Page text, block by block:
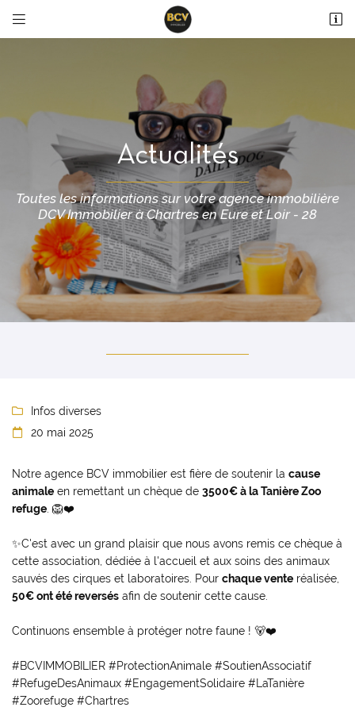
 
36 avenue du Maréchal Maunoury
 Adresse email de réception
En cochant cette case, vous consentez à recevoir nos propositions commerciales à
l'adresse email indiqué ci-dessus. Vous pouvez vous désinscrire à tout moment en
utilisantle formulaire de désinscription.
Actualités
Toutes les informations sur votre agence immobilière
DCV Immobilier à Chartres en Eure et Loir - 28
 Infos diverses
 20 mai 2025
Notre agence BCV immobilier est fière de soutenir la cause
animale en remettant un chèque de 3500€ à la Tanière Zoo
refuge. 🦁❤️
✨C'est avec un grand plaisir que nous avons remis ce chèque à
cette association, dédiée à l'accueil et aux soins des animaux
sauvés des cirques et laboratoires. Pour chaque vente réalisée,
50€ ont été reversés afin de soutenir cette cause.
Continuons ensemble à protéger notre faune ! 🐻❤️
#BCVIMMOBILIER #ProtectionAnimale #SoutienAssociatif
#RefugeDesAnimaux #EngagementSolidaire #LaTanière
#Zoorefuge #Chartres